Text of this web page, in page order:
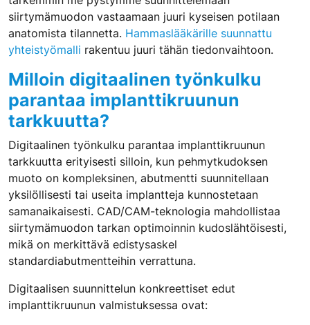
siirtymämuodon vastaamaan juuri kyseisen potilaan
anatomista tilannetta. Hammaslääkärille suunnattu
yhteistyömalli rakentuu juuri tähän tiedonvaihtoon.
Milloin digitaalinen työnkulku
parantaa implanttikruunun
tarkkuutta?
Digitaalinen työnkulku parantaa implanttikruunun
tarkkuutta erityisesti silloin, kun pehmytkudoksen
muoto on kompleksinen, abutmentti suunnitellaan
yksilöllisesti tai useita implantteja kunnostetaan
samanaikaisesti. CAD/CAM-teknologia mahdollistaa
siirtymämuodon tarkan optimoinnin kudoslähtöisesti,
mikä on merkittävä edistysaskel
standardiabutmentteihin verrattuna.
Digitaalisen suunnittelun konkreettiset edut
implanttikruunun valmistuksessa ovat: